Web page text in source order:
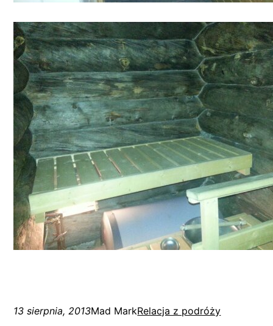
13 sierpnia, 2013Mad MarkRelacja z podróży